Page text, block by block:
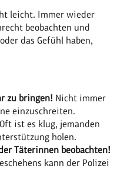
leicht. Immer wieder
beobachten und
das Gefühl haben,
zu bringen! Nicht immer
einzuschreiten.
Oft ist es klug, jemanden
holen.
Täterinnen beobachten!
kann der Polizei